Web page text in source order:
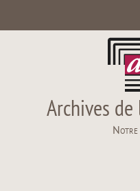
Archives
Notre